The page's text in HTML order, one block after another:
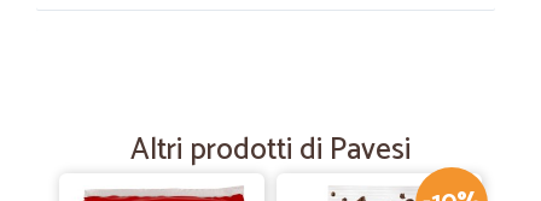
Altri prodotti di Pavesi